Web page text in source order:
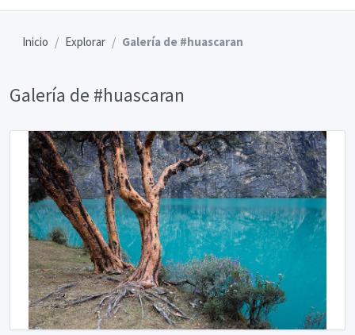
Inicio Explorar Galería de #huascaran
Galería de #huascaran